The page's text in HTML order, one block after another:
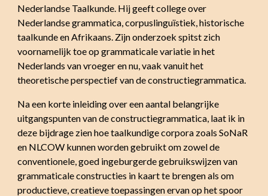
Nederlandse Taalkunde. Hij geeft college over
Nederlandse grammatica, corpuslinguïstiek, historische
taalkunde en Afrikaans. Zijn onderzoek spitst zich
voornamelijk toe op grammaticale variatie in het
Nederlands van vroeger en nu, vaak vanuit het
theoretische perspectief van de constructiegrammatica.
Na een korte inleiding over een aantal belangrijke
uitgangspunten van de constructiegrammatica, laat ik in
deze bijdrage zien hoe taalkundige corpora zoals SoNaR
en NLCOW kunnen worden gebruikt om zowel de
conventionele, goed ingeburgerde gebruikswijzen van
grammaticale constructies in kaart te brengen als om
productieve, creatieve toepassingen ervan op het spoor